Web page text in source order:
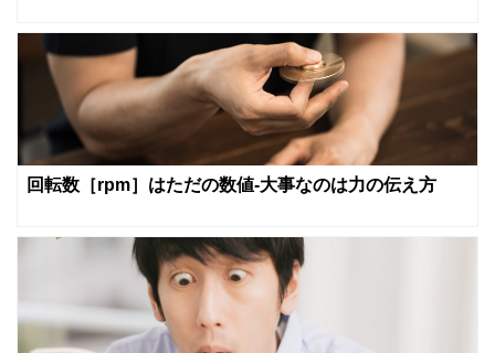
回転数［rpm］はただの数値‐大事なのは力の伝え方